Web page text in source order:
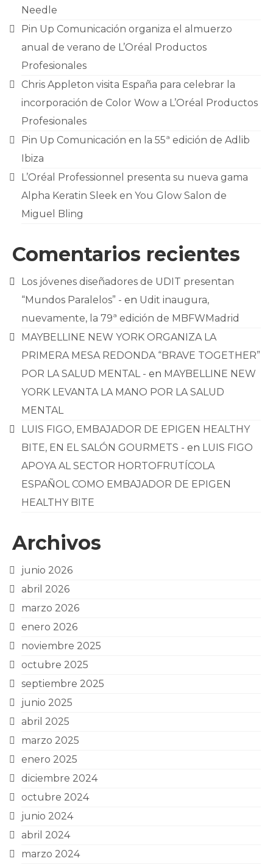
Needle
Pin Up Comunicación organiza el almuerzo
anual de verano de L’Oréal Productos
Profesionales
Chris Appleton visita España para celebrar la
incorporación de Color Wow a L’Oréal Productos
Profesionales
Pin Up Comunicación en la 55ª edición de Adlib
Ibiza
L’Oréal Professionnel presenta su nueva gama
Alpha Keratin Sleek en You Glow Salon de
Miguel Bling
Comentarios recientes
Los jóvenes diseñadores de UDIT presentan
“Mundos Paralelos” - en Udit inaugura,
nuevamente, la 79ª edición de MBFWMadrid
MAYBELLINE NEW YORK ORGANIZA LA
PRIMERA MESA REDONDA “BRAVE TOGETHER”
POR LA SALUD MENTAL - en MAYBELLINE NEW
YORK LEVANTA LA MANO POR LA SALUD
MENTAL
LUIS FIGO, EMBAJADOR DE EPIGEN HEALTHY
BITE, EN EL SALÓN GOURMETS - en LUIS FIGO
APOYA AL SECTOR HORTOFRUTÍCOLA
ESPAÑOL COMO EMBAJADOR DE EPIGEN
HEALTHY BITE
Archivos
junio 2026
abril 2026
marzo 2026
enero 2026
noviembre 2025
octubre 2025
septiembre 2025
junio 2025
abril 2025
marzo 2025
enero 2025
diciembre 2024
octubre 2024
junio 2024
abril 2024
marzo 2024